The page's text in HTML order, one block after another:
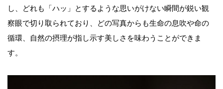
し、どれも「ハッ」とするような思いがけない瞬間が鋭い観
察眼で切り取られており、どの写真からも生命の息吹や命の
循環、自然の摂理が指し示す美しさを味わうことができま
す。